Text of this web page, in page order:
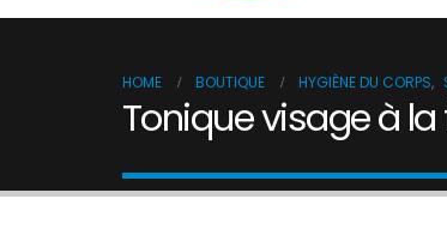
HOME BOUTIQUE HYGIÈNE DU CORPS,
Tonique visage à